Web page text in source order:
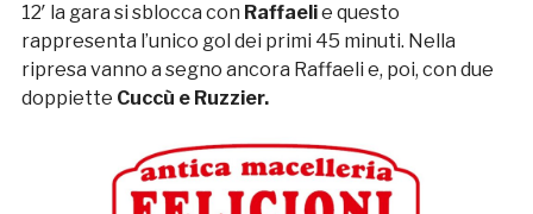
12′ la gara si sblocca con Raffaelie questo
rappresenta l’unico gol dei primi 45 minuti. Nella
ripresa vanno a segno ancora Raffaeli e, poi, con due
doppiette Cuccù e Ruzzier.